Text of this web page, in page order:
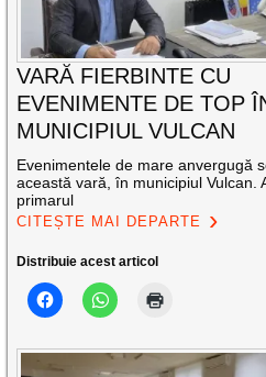
VARĂ FIERBINTE CU
EVENIMENTE DE TOP
MUNICIPIUL VULCAN
Evenimentele de mare anvergugă
această vară, în municipiul Vulcan.
primarul
CITEȘTE MAI DEPARTE
Distribuie acest articol